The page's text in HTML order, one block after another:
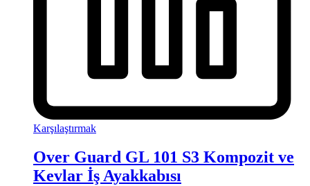
Karşılaştırmak
Over Guard GL 101 S3 Kompozit ve
Kevlar İş Ayakkabısı